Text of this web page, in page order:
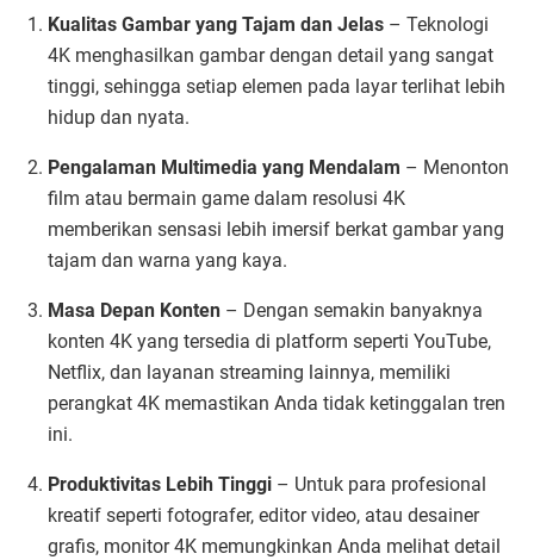
Kualitas Gambar yang Tajam dan Jelas – Teknologi
4K menghasilkan gambar dengan detail yang sangat
tinggi, sehingga setiap elemen pada layar terlihat lebih
hidup dan nyata.
Pengalaman Multimedia yang Mendalam – Menonton
film atau bermain game dalam resolusi 4K
memberikan sensasi lebih imersif berkat gambar yang
tajam dan warna yang kaya.
Masa Depan Konten – Dengan semakin banyaknya
konten 4K yang tersedia di platform seperti YouTube,
Netflix, dan layanan streaming lainnya, memiliki
perangkat 4K memastikan Anda tidak ketinggalan tren
ini.
Produktivitas Lebih Tinggi – Untuk para profesional
kreatif seperti fotografer, editor video, atau desainer
grafis, monitor 4K memungkinkan Anda melihat detail